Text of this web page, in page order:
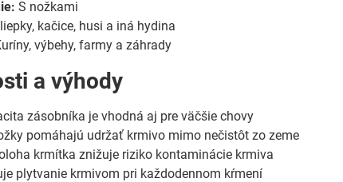
S nožkami
kačice, husi a iná hydina
výbehy, farmy a záhrady
a výhody
zásobníka je vhodná aj pre väčšie chovy
pomáhajú udržať krmivo mimo nečistôt zo zeme
krmítka znižuje riziko kontaminácie krmiva
plytvanie krmivom pri každodennom kŕmení